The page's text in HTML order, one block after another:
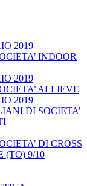
2019
INDOOR
2019
ALLIEVE
2019
DI SOCIETA’
DI CROSS
(TO) 9/10